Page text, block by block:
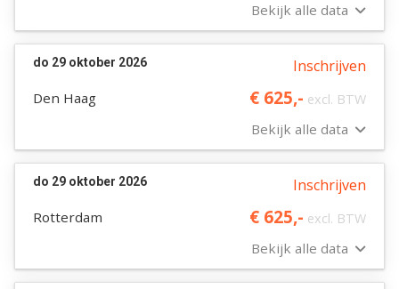
Bekijk alle data
do 29 oktober 2026
Den Haag
Inschrijven
Bekijk alle data
€ 625,- excl. BTW
do 29 oktober 2026
Rotterdam
Inschrijven
Bekijk alle data
€ 625,- excl. BTW